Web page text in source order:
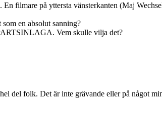
filmare på yttersta vänsterkanten (Maj
en absolut sanning?
Vem skulle vilja det?
del folk. Det är inte grävande eller på något